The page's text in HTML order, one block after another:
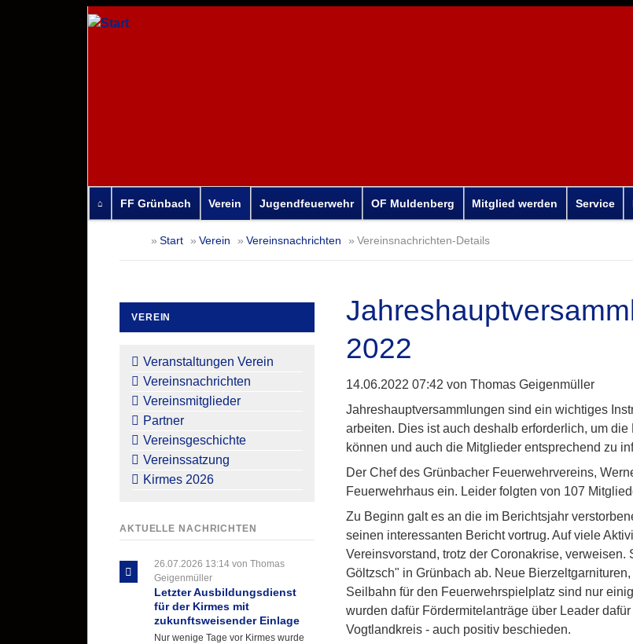
FF Grünbach Verein Jugendfeuerwehr OF Muldenberg Mitglied werden Service
überspringen
Start Verein Vereinsnachrichten Vereinsnachrichten-Details
2022
14.06.2022 07:42 von Thomas Geigenmüller
Jahreshauptversammlungen sind ein wichtiges
arbeiten. Dies ist auch deshalb erforderlich, um
können und auch die Mitglieder entsprechend zu
Der Chef des Grünbacher Feuerwehrvereins,
Feuerwehrhaus ein. Leider folgten von 107
Zu Beginn galt es an die im Berichtsjahr
seinen interessanten Bericht vortrug. Auf viele
Vereinsvorstand, trotz der Coronakrise,
Göltzsch" in Grünbach ab. Neue
Seilbahn für den Feuerwehrspielplatz sind nur
wurden dafür Fördermitelanträge über Leader
Vogtlandkreis - auch positiv beschieden.
VEREIN
überspringen
Veranstaltungen Verein
Vereinsnachrichten
Vereinsmitglieder
Partner
Vereinsgeschichte
Vereinssatzung
Kirmes 2026
AKTUELLE NACHRICHTEN
26.07.2026 13:14 von Thomas
Geigenmüller
Letzter Ausbildungsdienst
für der Kirmes mit
zukunftsweisender Einlage
Nur wenige Tage vor Kirmes wurde